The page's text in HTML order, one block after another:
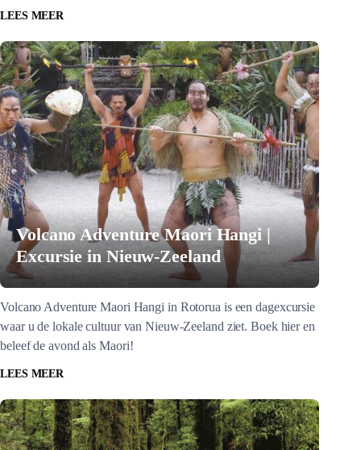
LEES MEER
Volcano Adventure Maori Hangi |
Excursie in Nieuw-Zeeland
Volcano Adventure Maori Hangi in Rotorua is een dagexcursie
waar u de lokale cultuur van Nieuw-Zeeland ziet. Boek hier en
beleef de avond als Maori!
LEES MEER